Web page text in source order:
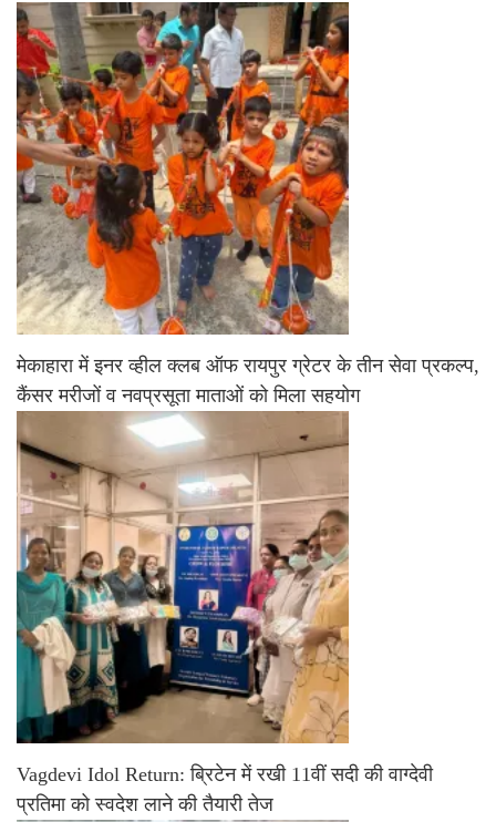
मेकाहारा में इनर व्हील क्लब ऑफ रायपुर ग्रेटर के तीन सेवा प्रकल्प,
कैंसर मरीजों व नवप्रसूता माताओं को मिला सहयोग
Vagdevi Idol Return: ब्रिटेन में रखी 11वीं सदी की वाग्देवी
प्रतिमा को स्वदेश लाने की तैयारी तेज